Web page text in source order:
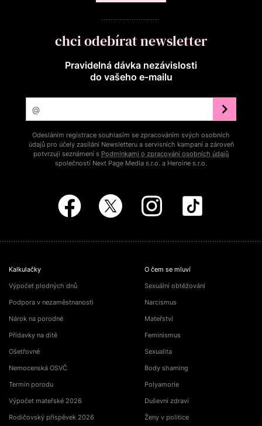
chci odebírat newsletter
Pravidelná dávka nezávislosti
do vašeho e‑mailu
Odesláním registrace souhlasím se zpracováním svých osobních
údajů pro účely zasílání Newsletteru a servisních kampaní a zároveň
potvrzuji seznámení s Podmínkami o zpracování osobních údajů
společností Next Page Media s.r.o. a Heroine s.r.o.
Kalkulačky
Výpočet plodných dnů
Podpora v nezaměstnanosti
Nárok na porodné
Přídavky na dítě
Ošetřovné
Nemocenská OSVČ
Termín porodu
Výpočet mateřské 2026
Rodičovský příspěvek 2026
O čem se mluví
Sexuální obtěžování
Narcismus
Mateřství
Feminismus
Sexualita
Body shaming
Polyamorie
Duševní zdraví
Ženy v politice